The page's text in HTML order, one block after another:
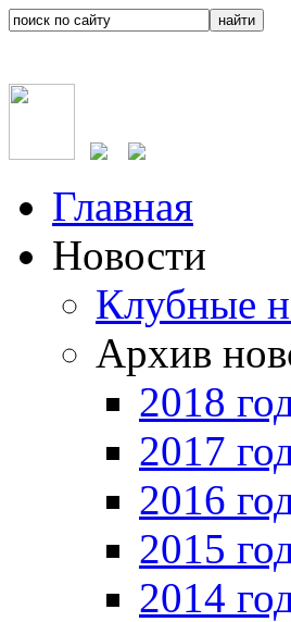
Главная
Новости
Клубные
Архив
2018
2017
2016
2015
2014